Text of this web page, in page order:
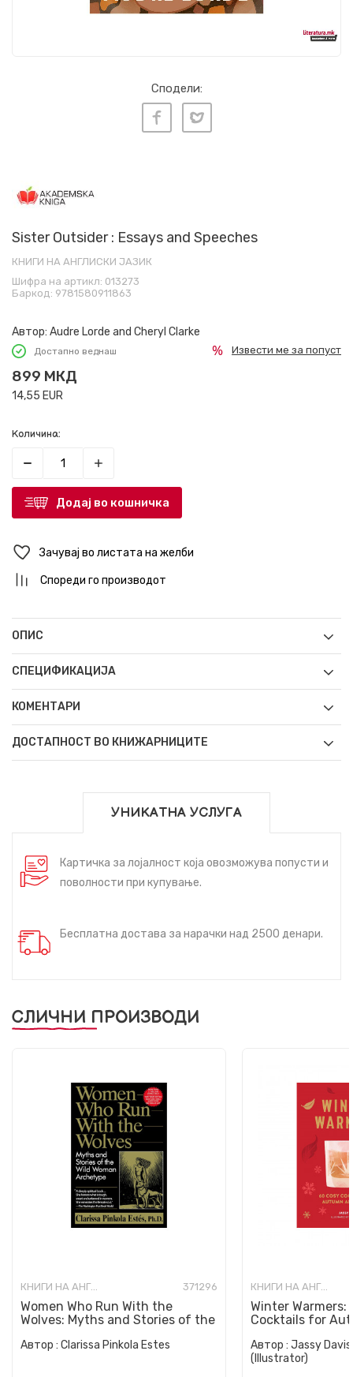
Сподели:
Sister Outsider : Essays and Speeches
КНИГИ НА АНГЛИСКИ ЈАЗИК
Шифра на артикл: 013273
Баркод: 9781580911863
Автор: Audre Lorde and Cheryl Clarke
Достапно веднаш
899 МКД
14,55 EUR
Извести ме за попуст
Количина:
Додај во кошничка
Зачувај во листата на желби
Спореди го производот
ОПИС
СПЕЦИФИКАЦИЈА
КОМЕНТАРИ
ДОСТАПНОСТ ВО КНИЖАРНИЦИТЕ
УНИКАТНА УСЛУГА
Картичка за лојалност која овозможува попусти и
поволности при купување.
Бесплатна достава за нарачки над 2500 денари.
СЛИЧНИ ПРОИЗВОДИ
КНИГИ НА АНГЛИСКИ ЈАЗИК 371296
Women Who Run With the
Wolves: Myths and Stories of the
Автор : Clarissa Pinkola Estes
КНИГИ НА АНГЛИСКИ ЈАЗИК
Winter Warmers:
Cocktails for
Автор : Jassy
(Illustrator)